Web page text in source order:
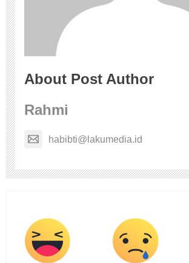
About Post Author
Rahmi
habibti@lakumedia.id